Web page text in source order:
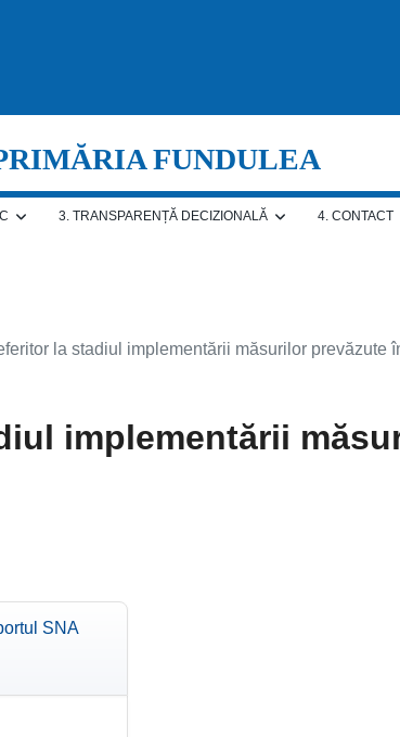
FUNDULEA
3. TRANSPARENȚĂ DECIZIONALĂ 4. CONTACT
la stadiul implementării măsurilor prevăzute
implementării
SNA